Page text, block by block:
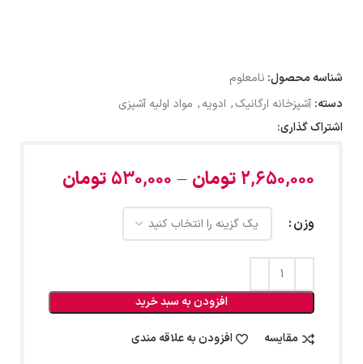
شناسه محصول: نامعلوم
دسته: آشپزخانه ارگانیک, ادویه, مواد اولیه آشپزی
اشتراک گذاری:
2,650,000 تومان –
530,000 تومان
وزن
افزودن به سبد خرید
مقایسه افزودن به علاقه مندی